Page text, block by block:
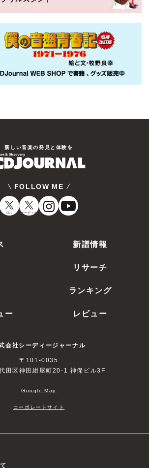
新しい⾳楽の発⾒と体験を
FOLLOW ME
CDJ オーディオ
新譜情報
リサーチ
ランキング
ー
レビュー
会社シーディージャーナル
〒101-0035
田区神田紺屋町20-1 神保ビル3F
Google Map
コーポレートサイト